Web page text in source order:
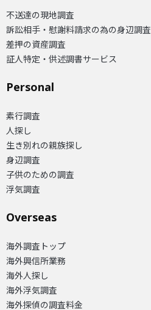
不送達の現地調査
訴訟相手・慰謝料請求の為の身辺調査
差押の資産調査
証人特定・供述調書サービス
Personal
素行調査
人探し
生き別れの親族探し
身辺調査
子供のための調査
浮気調査
Overseas​
海外調査トップ
海外興信所業務
海外人探し
海外浮気調査
海外探偵の調査料金